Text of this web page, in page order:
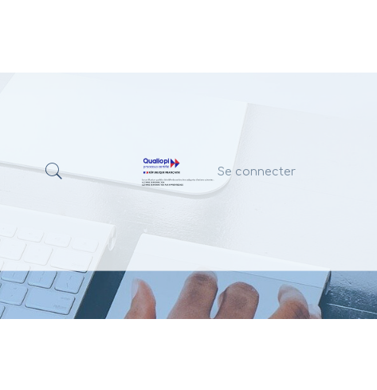
Se connecter